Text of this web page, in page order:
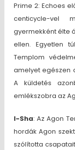
Prime 2: Echoes
centicycle-vel
gyermekként élte
ellen. Egyetlen
Templom
amelyet egészen
A küldetés
emlékszobra az
I-Sha: Az Agon
hordák Agon
szólította